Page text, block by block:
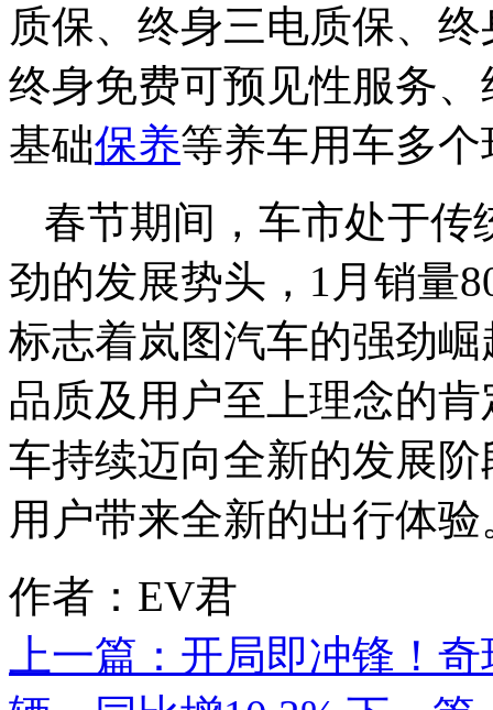
质保、终身三电质保、
终身免费可预见性服务
基础保养等养车用车多个
春节期间，车市处于传
劲的发展势头，1月销量
标志着岚图汽车的强劲
品质及用户至上理念的
车持续迈向全新的发展
用户带来全新的出行体验
作者：EV君
上一篇： 开局即冲锋！